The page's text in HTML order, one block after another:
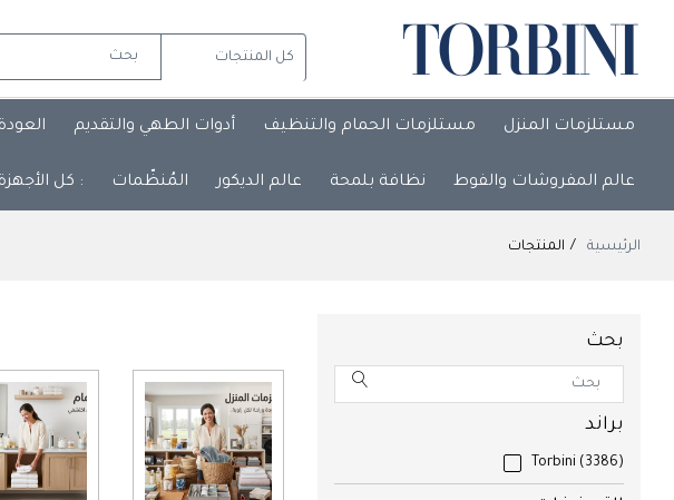
مستلزمات المنزل مستلزمات الحمام والتنظيف أدوات الطهي والتقديم
عالم المفروشات والفوط نظافة بلمحة عالم الديكور المُنظّمات : كل الأجهزة
الرئيسية المنتجات
بحث
براند
Torbini (3386)